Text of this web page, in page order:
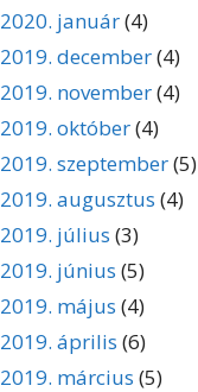
2020. január(4)
2019. december(4)
2019. november(4)
2019. október(4)
2019. szeptember(5)
2019. augusztus (4)
2019. július (3)
2019. június (5)
2019. május (4)
2019. április (6)
2019. március (5)